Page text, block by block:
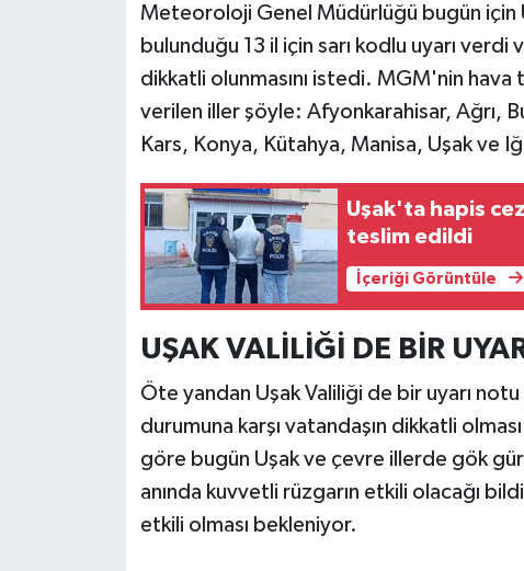
Meteoroloji Genel Müdürlüğü bugün için
bulunduğu 13 il için sarı kodlu uyarı verdi
dikkatli olunmasını istedi. MGM'nin hava
verilen iller şöyle: Afyonkarahisar, Ağrı,
Kars, Konya, Kütahya, Manisa, Uşak ve
Uşak'ta hapis
teslim edildi
İçeriği Görüntüle
UŞAK VALİLİĞİ DE BİR
Öte yandan Uşak Valiliği de bir uyarı
durumuna karşı vatandaşın dikkatli
göre bugün Uşak ve çevre illerde gök
anında kuvvetli rüzgarın etkili olacağı
etkili olması bekleniyor.